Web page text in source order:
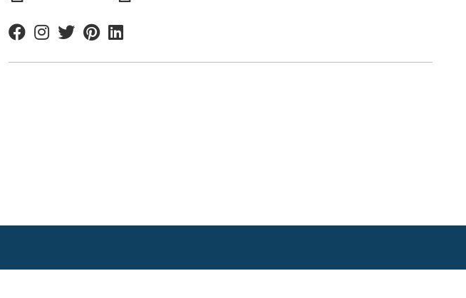
FacebookInstagram
TwitterPinterestLinkedin